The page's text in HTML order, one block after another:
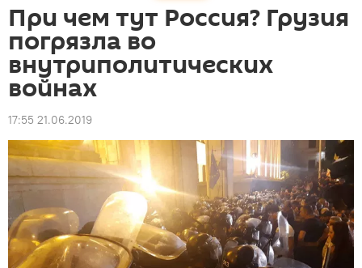
При чем тут Россия? Грузия
погрязла во
внутриполитических
войнах
17:55 21.06.2019